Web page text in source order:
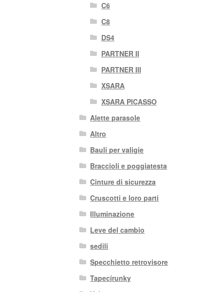
C6
C8
DS4
PARTNER II
PARTNER III
XSARA
XSARA PICASSO
Alette parasole
Altro
Bauli per valigie
Braccioli e poggiatesta
Cinture di sicurezza
Cruscotti e loro parti
Illuminazione
Leve del cambio
sedili
Specchietto retrovisore
Tapecírunky